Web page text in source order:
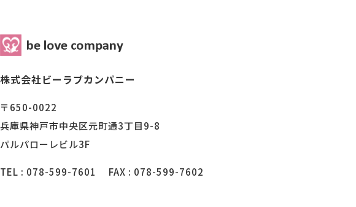
株式会社ビーラブカンパニー
〒650-0022
兵庫県神戸市中央区元町通3丁目9-8
パルパローレビル3F
TEL : 078-599-7601 FAX : 078-599-7602